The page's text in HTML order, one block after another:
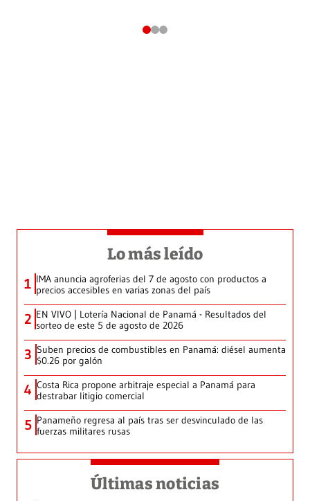
Lo más leído
1 IMA anuncia agroferias del 7 de agosto con productos a
precios accesibles en varias zonas del país
2 EN VIVO | Lotería Nacional de Panamá - Resultados del
sorteo de este 5 de agosto de 2026
3 Suben precios de combustibles en Panamá: diésel aumenta
$0.26 por galón
4 Costa Rica propone arbitraje especial a Panamá para
destrabar litigio comercial
5 Panameño regresa al país tras ser desvinculado de las
fuerzas militares rusas
Últimas noticias